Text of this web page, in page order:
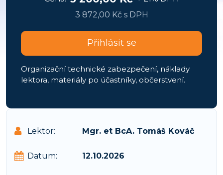
Lektor: Mgr. et BcA. Tomáš Kováč
Datum: 12.10.2026
3 872,00 Kč s DPH
Přihlásit se
Organizační technické zabezpečení, náklady
lektora, materiály po účastníky, občerstvení.